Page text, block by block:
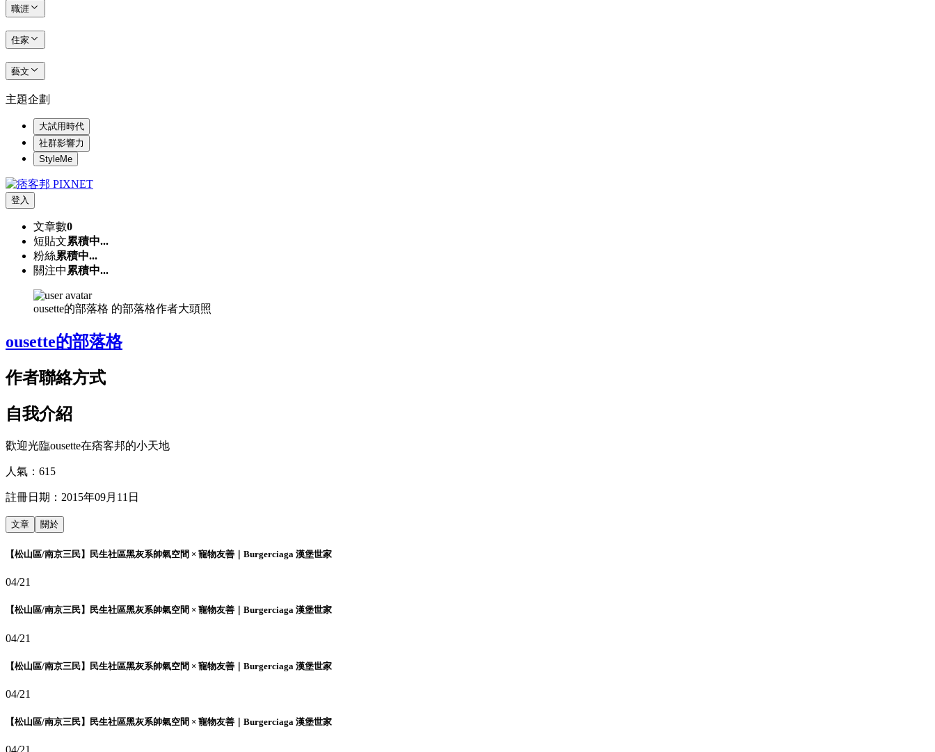
職涯
住家
藝文
主題企劃
大試用時代
社群影響力
StyleMe
登入
文章數0
短貼文累積中...
粉絲累積中...
關注中 累積中...
ousette的部落格 的部落格作者大頭照
ousette的部落格
作者聯絡方式
自我介紹
歡迎光臨ousette在痞客邦的小天地
人氣： 615
註冊日期： 2015年09月11日
文章 關於
【松山區/南京三民】民生社區黑灰系帥氣空間 × 寵物友善｜Burgerciaga 漢堡世家
04/21
【松山區/南京三民】民生社區黑灰系帥氣空間 × 寵物友善｜Burgerciaga 漢堡世家
04/21
【松山區/南京三民】民生社區黑灰系帥氣空間 × 寵物友善｜Burgerciaga 漢堡世家
04/21
【松山區/南京三民】民生社區黑灰系帥氣空間 × 寵物友善｜Burgerciaga 漢堡世家